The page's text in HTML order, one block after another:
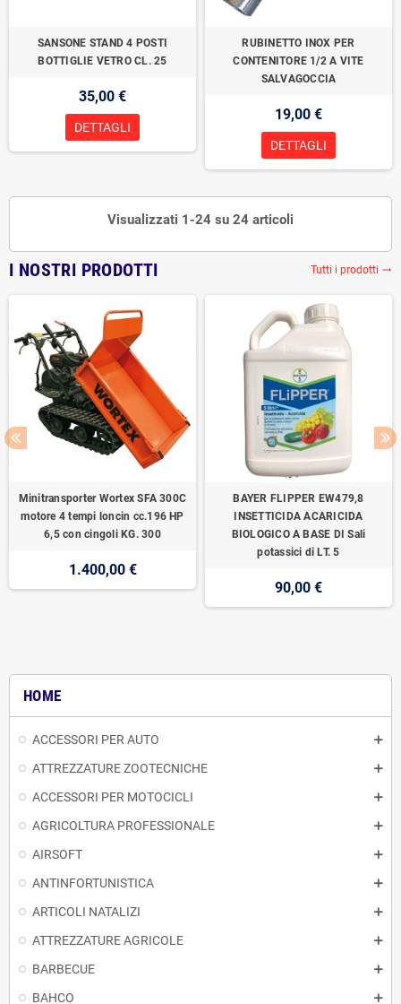
HOME
ACCESSORI PER AUTO
ATTREZZATURE ZOOTECNICHE
ACCESSORI PER MOTOCICLI
AGRICOLTURA PROFESSIONALE
AIRSOFT
ANTINFORTUNISTICA
ARTICOLI NATALIZI
ATTREZZATURE AGRICOLE
BARBECUE
BAHCO
SANSONE STAND 4 POSTI
BOTTIGLIE VETRO CL. 25
35,00 €
DETTAGLI
RUBINETTO INOX PER
CONTENITORE 1/2 A VITE
SALVAGOCCIA
19,00 €
DETTAGLI
Visualizzati 1-24 su 24 articoli
I NOSTRI PRODOTTI Tutti i prodotti trending_flat
Minitransporter Wortex SFA 300C
motore 4 tempi loncin cc.196 HP
6,5 con cingoli KG. 300
1.400,00 €
BAYER FLIPPER EW479,8
INSETTICIDA ACARICIDA
BIOLOGICO A BASE DI Sali
potassici di LT. 5
90,00 €